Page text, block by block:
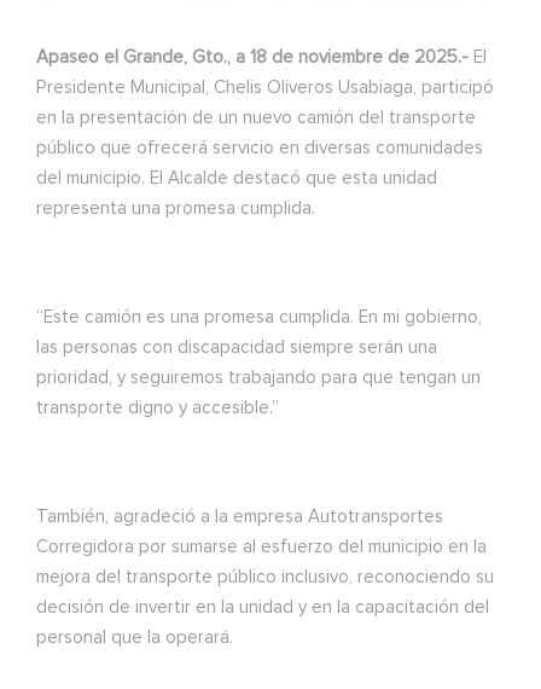
Apaseo el Grande, Gto., a 18 de noviembre de 2025.- El
Presidente Municipal, Chelis Oliveros Usabiaga, participó
en la presentación de un nuevo camión del transporte
público que ofrecerá servicio en diversas comunidades
del municipio. El Alcalde destacó que esta unidad
representa una promesa cumplida.
“Este camión es una promesa cumplida. En mi gobierno,
las personas con discapacidad siempre serán una
prioridad, y seguiremos trabajando para que tengan un
transporte digno y accesible.”
También, agradeció a la empresa Autotransportes
Corregidora por sumarse al esfuerzo del municipio en la
mejora del transporte público inclusivo, reconociendo su
decisión de invertir en la unidad y en la capacitación del
personal que la operará.